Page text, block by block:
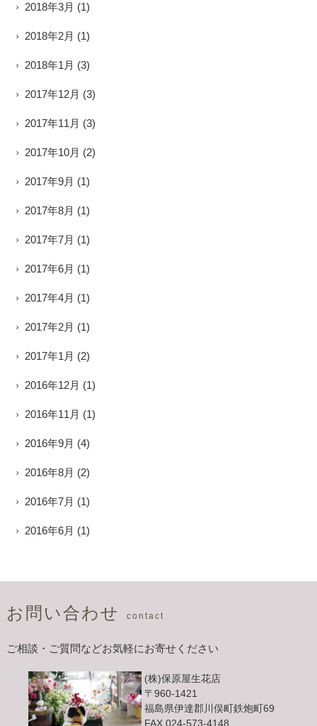
2018年3月 (1)
2018年2月 (1)
2018年1月 (3)
2017年12月 (3)
2017年11月 (3)
2017年10月 (2)
2017年9月 (1)
2017年8月 (1)
2017年7月 (1)
2017年6月 (1)
2017年4月 (1)
2017年2月 (1)
2017年1月 (2)
2016年12月 (1)
2016年11月 (1)
2016年9月 (4)
2016年8月 (2)
2016年7月 (1)
2016年6月 (1)
お問い合わせ contact
ご相談・ご質問などお気軽にお寄せください
(株)保原屋生花店
〒960-1421
福島県伊達郡川俣町鉄炮町69
FAX 024-573-4148